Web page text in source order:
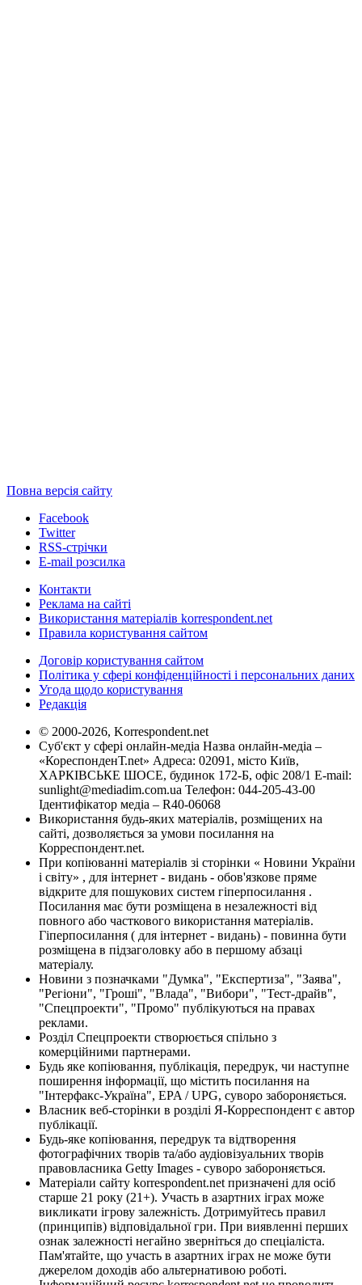
Повна версія сайту
Facebook
Twitter
RSS-стрічки
E-mail розсилка
Контакти
Реклама на сайті
Використання матеріалів korrespondent.net
Правила користування сайтом
Договір користування сайтом
Політика у сфері конфіденційності і персональних даних
Угода щодо користування
Редакція
© 2000-2026, Korrespondent.net
Суб'єкт у сфері онлайн-медіа Назва онлайн-медіа –
«КореспонденТ.net» Адреса: 02091, місто Київ,
ХАРКІВСЬКЕ ШОСЕ, будинок 172-Б, офіс 208/1 E-mail:
sunlight@mediadim.com.ua Телефон: 044-205-43-00
Ідентифікатор медіа – R40-06068
Використання будь-яких матеріалів, розміщених на
сайті, дозволяється за умови посилання на
Корреспондент.net.
При копіюванні матеріалів зі сторінки « Новини України
і світу» , для інтернет - видань - обов'язкове пряме
відкрите для пошукових систем гіперпосилання .
Посилання має бути розміщена в незалежності від
повного або часткового використання матеріалів.
Гіперпосилання ( для інтернет - видань) - повинна бути
розміщена в підзаголовку або в першому абзаці
матеріалу.
Новини з позначками "Думка", "Експертиза", "Заява",
"Регіони", "Гроші", "Влада", "Вибори", "Тест-драйв",
"Спецпроекти", "Промо" публікуються на правах
реклами.
Розділ Спецпроекти створюється спільно з
комерційними партнерами.
Будь яке копіювання, публікація, передрук, чи наступне
поширення інформації, що містить посилання на
"Інтерфакс-Україна", EPA / UPG, суворо забороняється.
Власник веб-сторінки в розділі Я-Корреспондент є автор
публікації.
Будь-яке копіювання, передрук та відтворення
фотографічних творів та/або аудіовізуальних творів
правовласника Getty Images - суворо забороняється.
Матеріали сайту korrespondent.net призначені для осіб
старше 21 року (21+). Участь в азартних іграх може
викликати ігрову залежність. Дотримуйтесь правил
(принципів) відповідальної гри. При виявленні перших
ознак залежності негайно зверніться до спеціаліста.
Пам'ятайте, що участь в азартних іграх не може бути
джерелом доходів або альтернативою роботі.